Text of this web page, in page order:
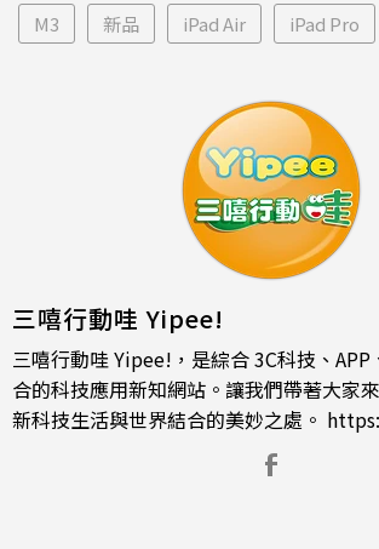
M3 新品 iPad Air iPad Pro
三嘻行動哇 Yipee!
三嘻行動哇 Yipee!，是綜合 3C科技、
合的科技應用新知網站。讓我們帶著大家
新科技生活與世界結合的美妙之處。